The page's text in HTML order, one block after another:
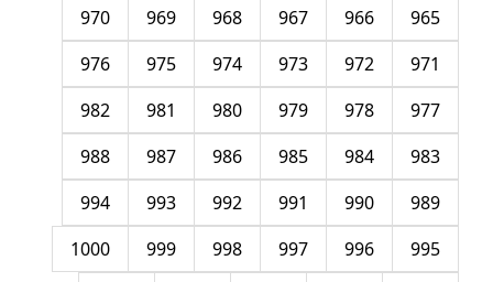
965
966
967
968
969
970
971
972
973
974
975
976
977
978
979
980
981
982
983
984
985
986
987
988
989
990
991
992
993
994
995
996
997
998
999
1000